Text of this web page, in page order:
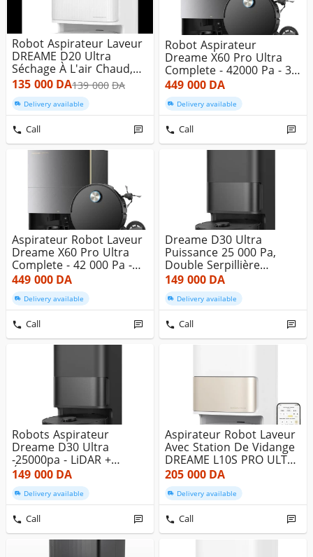
Robot Aspirateur Laveur
DREAME D20 Ultra
Séchage À L'air Chaud,
Autono...
135 000DA139 000DA
Delivery available
Call
Robot Aspirateur
Dreame X60 Pro Ultra
Complete - 42000 Pa - 3h
- Auton...
449 000DA
Delivery available
Call
Aspirateur Robot Laveur
Dreame X60 Pro Ultra
Complete - 42 000 Pa -
Ex...
449 000DA
Delivery available
Call
Dreame D30 Ultra
Puissance 25 000 Pa,
Double Serpillière
Rotative, Lev...
149 000DA
Delivery available
Call
Robots Aspirateur
Dreame D30 Ultra
-25000pa - LiDAR +
Évitement 3DAdap...
149 000DA
Delivery available
Call
Aspirateur Robot Laveur
Avec Station De Vidange
DREAME L10S PRO ULTRA
...
205 000DA
Delivery available
Call